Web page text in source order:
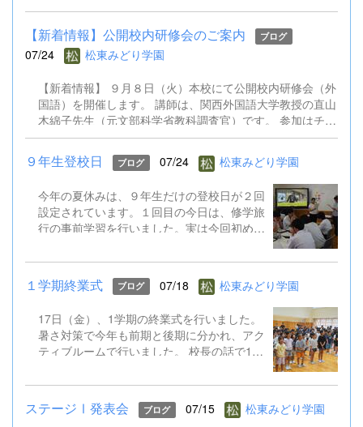
はオンライン役員会も実施し、２学期の全校
遊びについて意見交換しました。先生方も校
内研修会を行ったり、教育委員会の研修会に
出かけたりしています。 あと半分の夏休み
【新着情報】公開校内研修会のご案内 ブログ
07/24 松東みどり学園
【新着情報】 ９月８日（火）本校にて公開校内研修会（外
国語）を開催します。 講師は、関西外国語大学教授の直山
木綿子先生（元文部科学省教科調査官）です。 参加はチラ
シのQRコードからお申込みください。 9.8公開校内研修会
（外国語）案内チラシ.pdf
９年生登校日 ブログ 07/24 松東みどり学園
今年の夏休みは、９年生だけの登校日が２回
設定されています。１回目の今日は、修学旅
行の事前学習を行いました。実は今回初めて
行くことになっています。そこでは、英語を
ふんだんに使って海外体験を積むものです。
今日はALTとともに、そのプチ体験を味わい
ってきたら英語がペラペラになっていると思
います!
１学期終業式 ブログ 07/18 松東みどり学園
17日（金）、1学期の終業式を行いました。
暑さ対策で今年も前期と後期に分かれ、アク
ティブルームで行いました。 校長の話で1学
導の話では校下で起こった先日の水難事故も
引き合いに、自分の命を守る行動やSNSでの
トラブル防止など確認しました。 そして、
ステージⅠ発表会 ブログ 07/15 松東みどり学園